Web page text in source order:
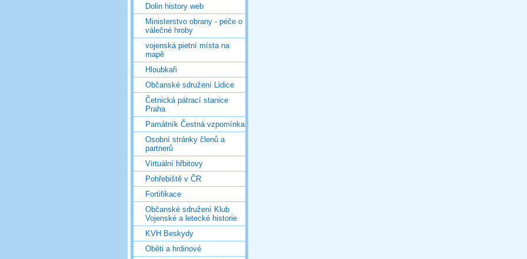
Dolin history web
Ministerstvo obrany - péče o
válečné hroby
vojenská pietní místa na
mapě
Hloubkaři
Občanské sdružení Lidice
Četnická pátrací stanice
Praha
Památník Čestná vzpomínka
Osobní stránky členů a
partnerů
Virtuální hřbitovy
Pohřebiště v ČR
Fortifikace
Občanské sdružení Klub
Vojenské a letecké historie
KVH Beskydy
Oběti a hrdinové